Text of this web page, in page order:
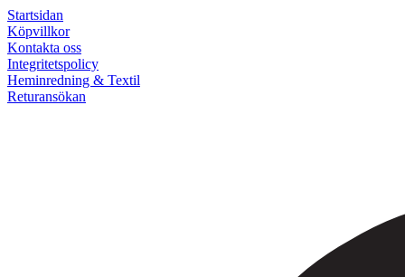
Startsidan
Köpvillkor
Kontakta oss
Integritetspolicy
Heminredning & Textil
Returansökan